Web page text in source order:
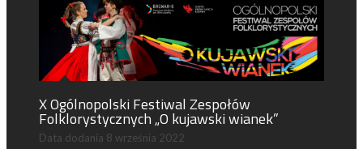
X Ogólnopolski Festiwal Zespołów
Folklorystycznych „O kujawski wianek”
Data dodania 8 września 2022